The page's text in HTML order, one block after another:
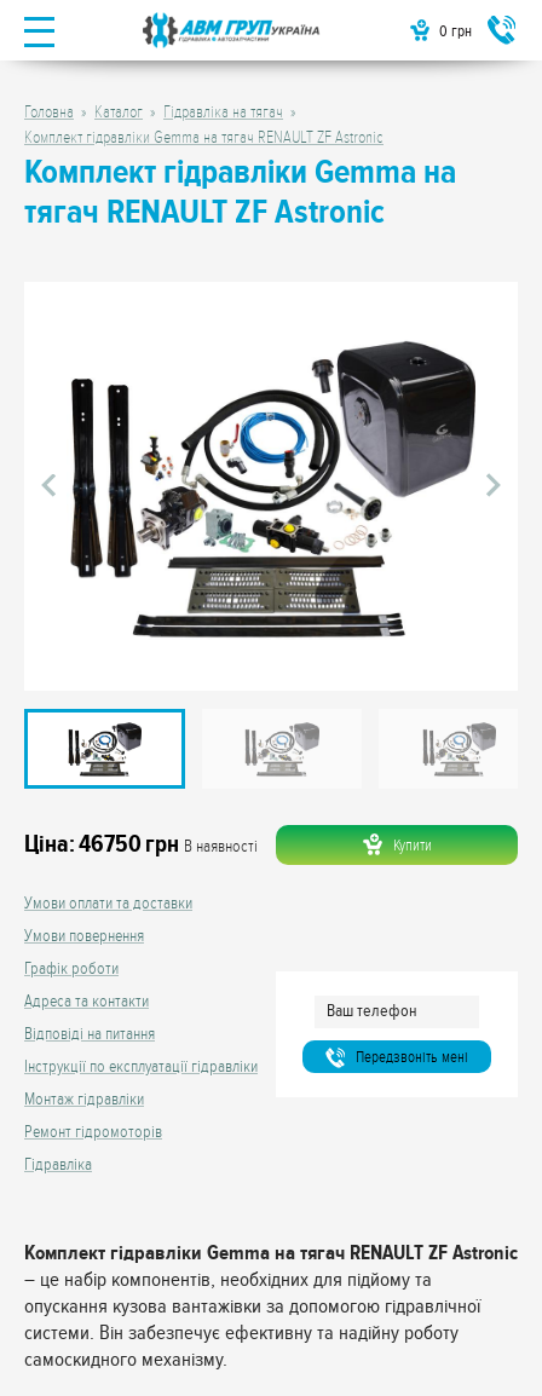
0 грн
Головна Каталог
Гідравліка на тягач
Комплект гідравліки Gemma на тягач RENAULT ZF Astronic
Комплект гідравліки Gemma на
тягач RENAULT ZF Astronic
Ціна:46750 грн В наявності Купити
Умови оплати та доставки
Умови повернення
Графік роботи
Адреса та контакти
Відповіді на питання
Інструкції по експлуатації гідравліки
Монтаж гідравліки
Ремонт гідромоторів
Гідравліка
Передзвонiть менi
Комплект гідравліки Gemma на тягач RENAULT ZF Astronic
– це набір компонентів, необхідних для підйому та
опускання кузова вантажівки за допомогою гідравлічної
системи. Він забезпечує ефективну та надійну роботу
самоскидного механізму.